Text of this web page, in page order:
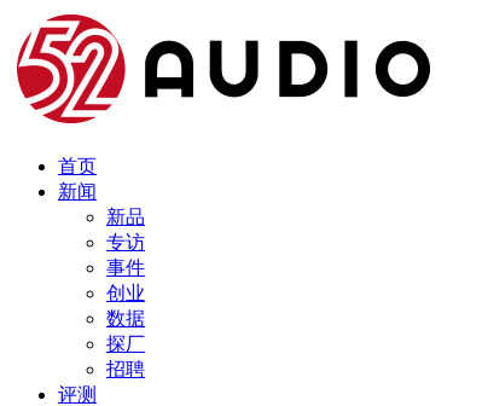
首页
新闻
新品
专访
事件
创业
数据
探厂
招聘
评测